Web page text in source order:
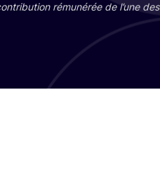
rému­né­rée de l’une des